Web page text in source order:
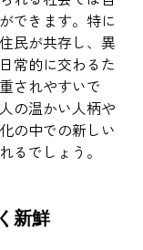
できます。特に
民が共存し、異
常的に交わるた
されやすいで
の温かい人柄や
の中での新しい
るでしょう。
新鮮